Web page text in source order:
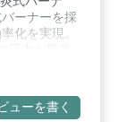
ーナーを採
化を実現。
して火を消
マグネット
なマグネッ
イボンベL
ューを書く